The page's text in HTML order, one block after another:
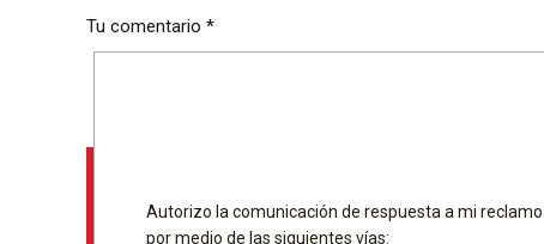
Tu comentario *
Autorizo la comunicación de respuesta a mi reclamo
por medio de las siguientes vías: